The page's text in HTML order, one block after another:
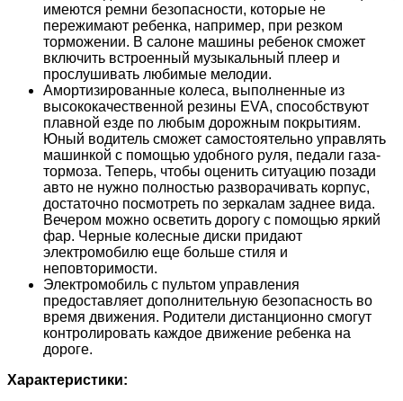
имеются ремни безопасности, которые не
пережимают ребенка, например, при резком
торможении. В салоне машины ребенок сможет
включить встроенный музыкальный плеер и
прослушивать любимые мелодии.
Амортизированные колеса, выполненные из
высококачественной резины EVA, способствуют
плавной езде по любым дорожным покрытиям.
Юный водитель сможет самостоятельно управлять
машинкой с помощью удобного руля, педали газа-
тормоза. Теперь, чтобы оценить ситуацию позади
авто не нужно полностью разворачивать корпус,
достаточно посмотреть по зеркалам заднее вида.
Вечером можно осветить дорогу с помощью яркий
фар. Черные колесные диски придают
электромобилю еще больше стиля и
неповторимости.
Электромобиль с пультом управления
предоставляет дополнительную безопасность во
время движения. Родители дистанционно смогут
контролировать каждое движение ребенка на
дороге.
Характеристики: